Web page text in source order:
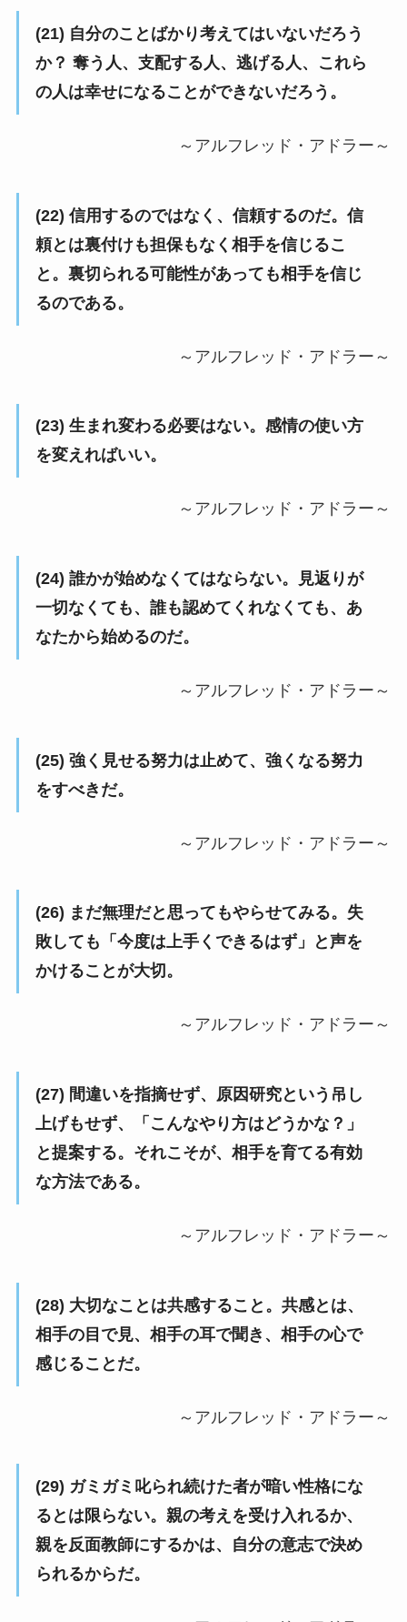
(21) 自分のことばかり考えてはいないだろう
か？ 奪う人、支配する人、逃げる人、これら
の人は幸せになることができないだろう。
～アルフレッド・アドラー～
(22) 信用するのではなく、信頼するのだ。信
頼とは裏付けも担保もなく相手を信じるこ
と。裏切られる可能性があっても相手を信じ
るのである。
～アルフレッド・アドラー～
(23) 生まれ変わる必要はない。感情の使い方
を変えればいい。
～アルフレッド・アドラー～
(24) 誰かが始めなくてはならない。見返りが
一切なくても、誰も認めてくれなくても、あ
なたから始めるのだ。
～アルフレッド・アドラー～
(25) 強く見せる努力は止めて、強くなる努力
をすべきだ。
～アルフレッド・アドラー～
(26) まだ無理だと思ってもやらせてみる。失
敗しても「今度は上手くできるはず」と声を
かけることが大切。
～アルフレッド・アドラー～
(27) 間違いを指摘せず、原因研究という吊し
上げもせず、「こんなやり方はどうかな？」
と提案する。それこそが、相手を育てる有効
な方法である。
～アルフレッド・アドラー～
(28) 大切なことは共感すること。共感とは、
相手の目で見、相手の耳で聞き、相手の心で
感じることだ。
～アルフレッド・アドラー～
(29) ガミガミ叱られ続けた者が暗い性格にな
るとは限らない。親の考えを受け入れるか、
親を反面教師にするかは、自分の意志で決め
られるからだ。